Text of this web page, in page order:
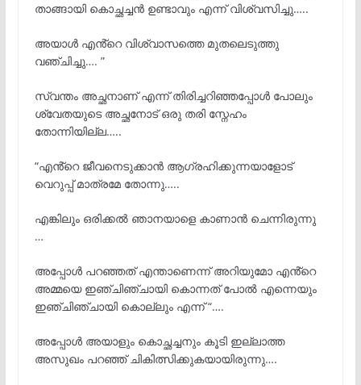
താങ്ങായി കൊച്ഛച്ചൻ ഉണ്ടാവും എന്ന് വിശ്വസിച്ചു…..
അയാൾ എൻ്റെ വിശ്വാസത്തെ മുതലെടുത്തു
വഞ്ചിച്ചു…. ”
സ്വന്തം അച്ഛനാണ് എന്ന് തിരിച്ചറിഞ്ഞപ്പോൾ പോലും
ശ്വേതയുടെ അച്ഛനോട് ഒരു തരി സ്നേഹം
തോന്നിയില്ല…..
“എൻ്റെ ജീവനെടുക്കാൻ ആഗ്രഹിക്കുന്നയാളോട്
വെറുപ്പ് മാത്രമേ തോന്നു…..
എങ്കിലും ഒരിക്കൽ ഞാനയാളെ കാണാൻ ചെന്നിരുന്നു
…
അപ്പോൾ പറഞ്ഞത് എന്താണെന്ന് അറിയുമോ എൻ്റെ
അമ്മയെ ഇഞ്ചിഞ്ചായി കൊന്നത് പോൽ എന്നെയും
ഇഞ്ചിഞ്ചായി കൊല്ലും എന്ന് “….
അപ്പോൾ അയാളും കൊച്ഛച്ചനും കൂടി ഇല്ലാത്ത
അസുഖം പറഞ്ഞ് ചികിത്സിക്കുകയായിരുന്നു….